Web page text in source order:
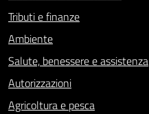
Tributi e finanze
Ambiente
Salute, benessere e assistenza
Autorizzazioni
Agricoltura e pesca